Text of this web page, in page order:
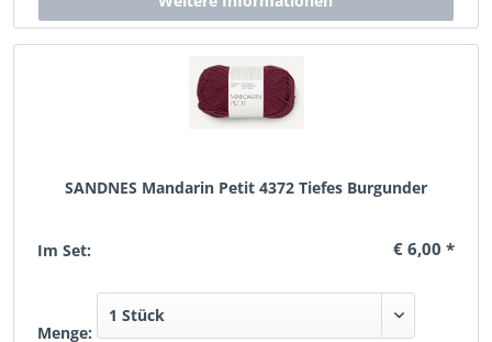
SANDNES Mandarin Petit 4372 Tiefes Burgunder
Im Set: € 6,00 *
Menge: